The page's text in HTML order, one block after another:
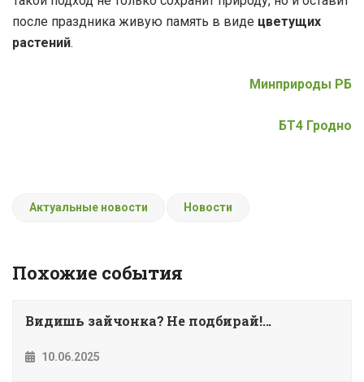
после праздника живую память в виде цветущих
растений.
Минприроды РБ
БТ4 Гродно
Актуальные новости Новости
Похожие события
Видишь зайчонка? Не подбирай!...
10.06.2025